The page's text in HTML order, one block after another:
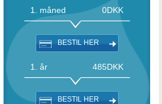
1. måned 0DKK
BESTIL HER
1. år 485DKK
BESTIL HER